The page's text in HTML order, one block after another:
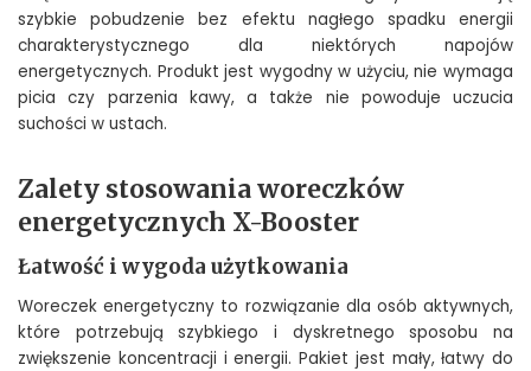
szybkie pobudzenie bez efektu nagłego spadku energii
charakterystycznego dla niektórych napojów
energetycznych. Produkt jest wygodny w użyciu, nie wymaga
picia czy parzenia kawy, a także nie powoduje uczucia
suchości w ustach.
Zalety stosowania woreczków
energetycznych X-Booster
Łatwość i wygoda użytkowania
Woreczek energetyczny to rozwiązanie dla osób aktywnych,
które potrzebują szybkiego i dyskretnego sposobu na
zwiększenie koncentracji i energii. Pakiet jest mały, łatwy do